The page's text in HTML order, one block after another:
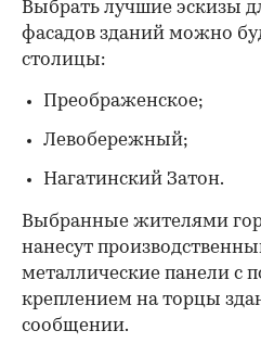
Выбрать лучшие эскизы
фасадов зданий можно
столицы:
Преображенское;
Левобережный;
Нагатинский Затон.
Выбранные жителями
нанесут
металлические панели с
креплением на торцы
сообщении.